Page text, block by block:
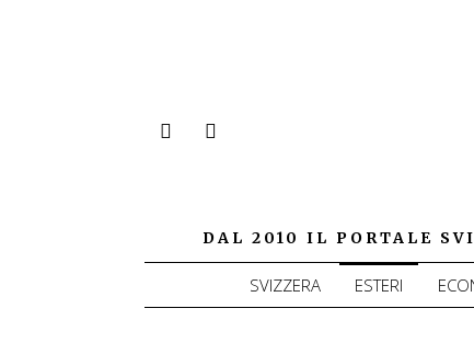
DAL 2010 IL PORTALE
SVIZZERA ESTERI